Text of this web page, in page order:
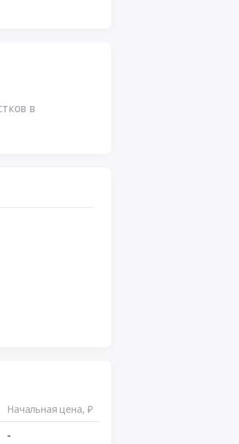
в
Начальная цена, ₽
-